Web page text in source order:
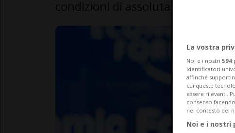
La vostra
Noi e i nostri 594
identificatori
affinché
cui queste
essere rilevanti.
consenso
nel contesto del
Noi e i